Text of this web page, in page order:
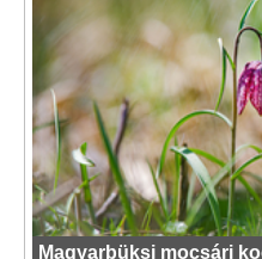
Magyarbüksi mocsári